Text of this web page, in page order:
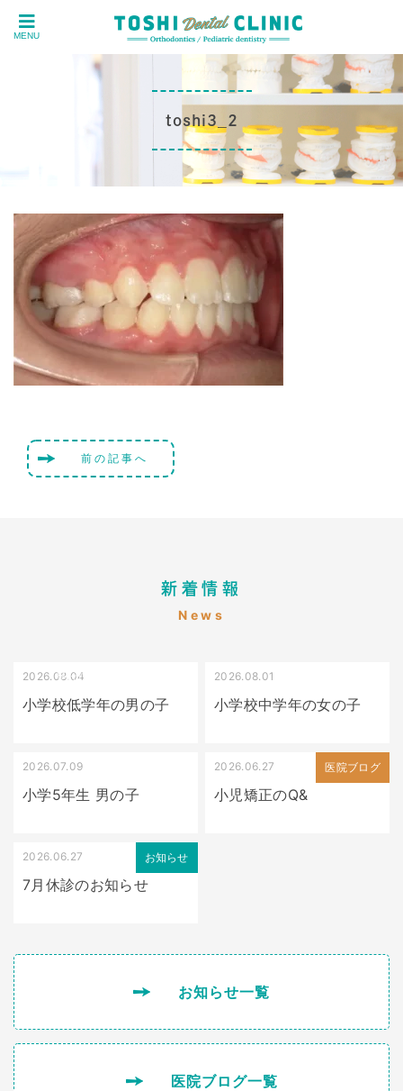
MENU
toshi3_2
前の記事へ
新着情報
News
受け口（しゃくれている）
2026.08.04
小学校低学年の男の子
2026.08.01
小学校中学年の女の子
2026.07.09
小学5年生 男の子
医院ブログ
2026.06.27
小児矯正のQ&
お知らせ
2026.06.27
7月休診のお知らせ
お知らせ一覧
医院ブログ一覧